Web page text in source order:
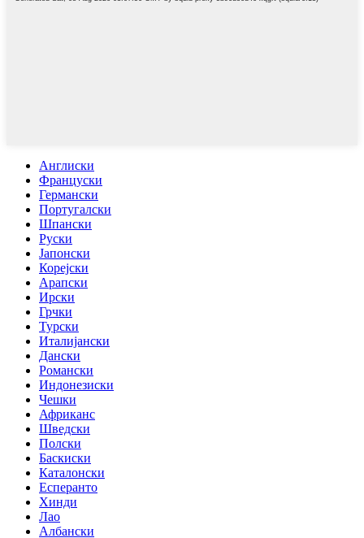
Англиски
Француски
Германски
Португалски
Шпански
Руски
Јапонски
Корејски
Арапски
Ирски
Грчки
Турски
Италијански
Дански
Романски
Индонезиски
Чешки
Африканс
Шведски
Полски
Баскиски
Каталонски
Есперанто
Хинди
Лао
Албански